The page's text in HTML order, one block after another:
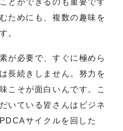
とができるのも重要です
ためにも、複数の趣味を
。
が必要で、すぐに極めら
長続きしません。努力を
こそが面白いんです。こ
いている皆さんはビジネ
サイクルを回した